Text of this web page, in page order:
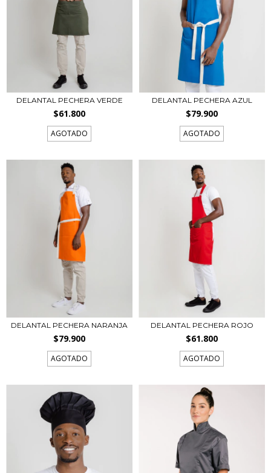
DELANTAL PECHERA VERDE
$61.800
AGOTADO
DELANTAL PECHERA AZUL
$79.900
AGOTADO
DELANTAL PECHERA NARANJA
$79.900
AGOTADO
DELANTAL PECHERA ROJO
$61.800
AGOTADO